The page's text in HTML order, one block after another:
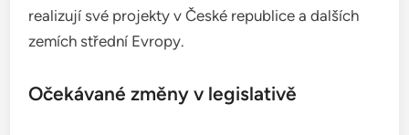
realizují své projekty v České republice a dalších
zemích střední Evropy.
Očekávané změny v legislativě